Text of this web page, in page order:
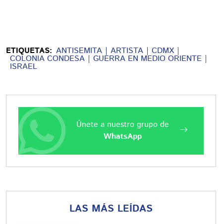
ETIQUETAS: ANTISEMITA ARTISTA CDMX
COLONIA CONDESA GUERRA EN MEDIO ORIENTE
ISRAEL
Únete a nuestro grupo de
WhatsApp
LAS MÁS LEÍDAS